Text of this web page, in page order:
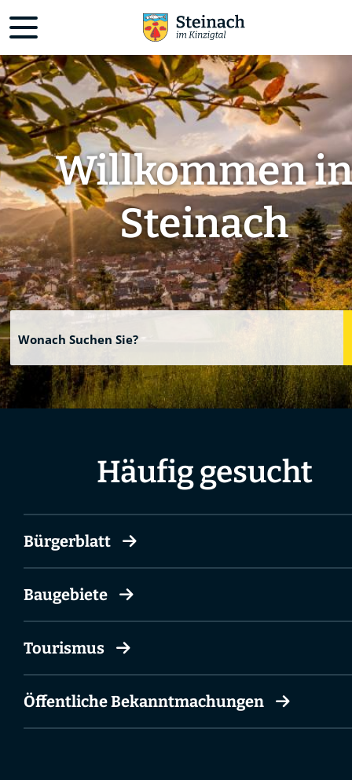
Willkommen in
Steinach
Häufig gesucht
Bürgerblatt
Baugebiete
Tourismus
Öffentliche Bekanntmachungen